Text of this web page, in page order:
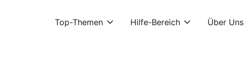
Top-Themen Hilfe-Bereich Über Uns